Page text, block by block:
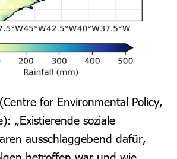
for Environmental Policy,
„Existierende soziale
ausschlaggebend dafür,